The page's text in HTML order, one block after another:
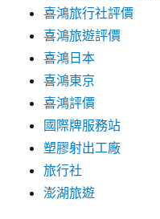
喜鴻旅行社評價
喜鴻旅遊評價
喜鴻日本
喜鴻東京
喜鴻評價
國際牌服務站
塑膠射出工廠
旅行社
澎湖旅遊